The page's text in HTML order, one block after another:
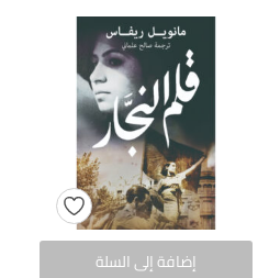
تذكر بياناتي
إضافة إلى السلة